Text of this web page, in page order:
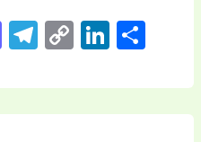
M
st
o
T
e
gr
C
p
y
Li
k
e
C
n
di